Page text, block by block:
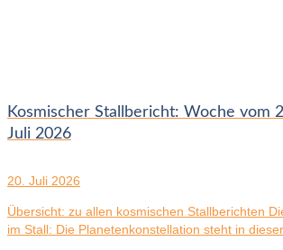
Kosmischer Stallbericht: Woche vom
Juli 2026
20. Juli 2026
Übersicht: zu allen kosmischen Stallberichten
im Stall: Die Planetenkonstellation steht in